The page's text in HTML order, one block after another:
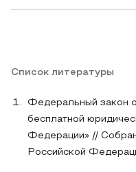
Список литературы
Федеральный закон
бесплатной
Федерации» //
Российской